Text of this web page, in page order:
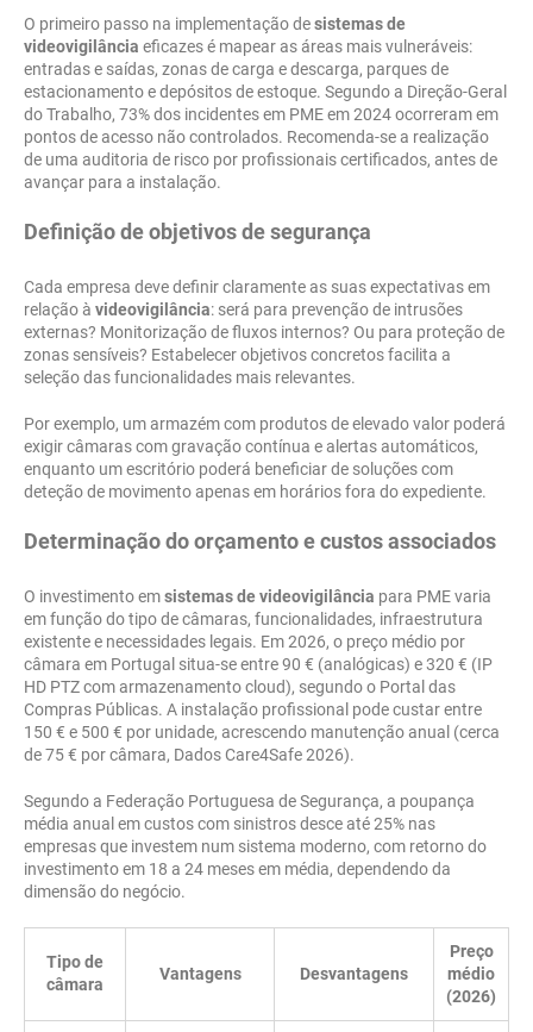
O primeiro passo na implementação desistemas de
videovigilância eficazes é mapear as áreas mais vulneráveis:
entradas e saídas, zonas de carga e descarga, parques de
estacionamento e depósitos de estoque. Segundo a Direção-Geral
do Trabalho, 73% dos incidentes em PME em 2024 ocorreram em
pontos de acesso não controlados. Recomenda-se a realização
de uma auditoria de risco por profissionais certificados, antes de
avançar para a instalação.
Definição de objetivos de segurança
Cada empresa deve definir claramente as suas expectativas em
relação à videovigilância: será para prevenção de intrusões
externas? Monitorização de fluxos internos? Ou para proteção de
zonas sensíveis? Estabelecer objetivos concretos facilita a
seleção das funcionalidades mais relevantes.
Por exemplo, um armazém com produtos de elevado valor poderá
exigir câmaras com gravação contínua e alertas automáticos,
enquanto um escritório poderá beneficiar de soluções com
deteção de movimento apenas em horários fora do expediente.
Determinação do orçamento e custos associados
O investimento emsistemas de videovigilância para PME varia
em função do tipo de câmaras, funcionalidades, infraestrutura
existente e necessidades legais. Em 2026, o preço médio por
câmara em Portugal situa-se entre 90 € (analógicas) e 320 € (IP
HD PTZ com armazenamento cloud), segundo o Portal das
Compras Públicas. A instalação profissional pode custar entre
150 € e 500 € por unidade, acrescendo manutenção anual (cerca
de 75 € por câmara, Dados Care4Safe 2026).
Segundo a Federação Portuguesa de Segurança, a poupança
média anual em custos com sinistros desce até 25% nas
empresas que investem num sistema moderno, com retorno do
investimento em 18 a 24 meses em média, dependendo da
dimensão do negócio.
Tipo de
câmara
Vantagens Desvantagens
Preço
médio
(2026)